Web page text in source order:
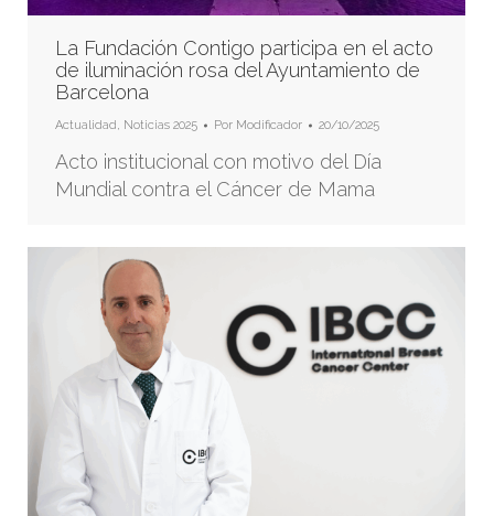
La Fundación Contigo participa en el acto
de iluminación rosa del Ayuntamiento de
Barcelona
Actualidad, Noticias 2025 Por Modificador 20/10/2025
Acto institucional con motivo del Día
Mundial contra el Cáncer de Mama